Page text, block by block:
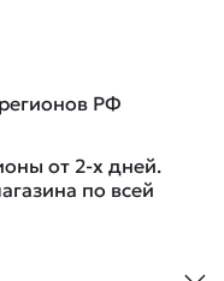
РФ
от 2-х дней.
по всей